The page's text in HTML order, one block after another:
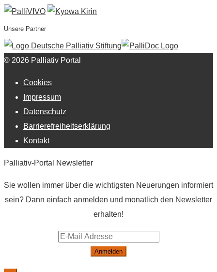
Unsere Partner
© 2026 Palliativ Portal
Cookies
Impressum
Datenschutz
Barrierefreiheitserklärung
Kontakt
Palliativ-Portal Newsletter
Sie wollen immer über die wichtigsten Neuerungen informiert
sein? Dann einfach anmelden und monatlich den Newsletter
erhalten!
Anmelden